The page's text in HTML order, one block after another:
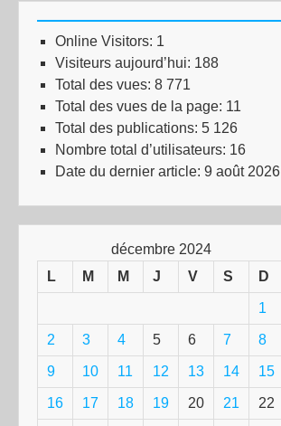
Online Visitors: 1
Visiteurs aujourd’hui: 188
Total des vues: 8 771
Total des vues de la page: 11
Total des publications: 5 126
Nombre total d’utilisateurs: 16
Date du dernier article: 9 août 2026
décembre 2024
L
M M J V S D
1
2 3 4 5 6 7 8
9 10 11 12 13 14 15
16 17 18 19 20 21 22